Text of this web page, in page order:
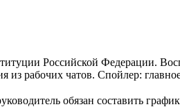
Российской Федерации.
из рабочих чатов. Спойлер:
обязан составить